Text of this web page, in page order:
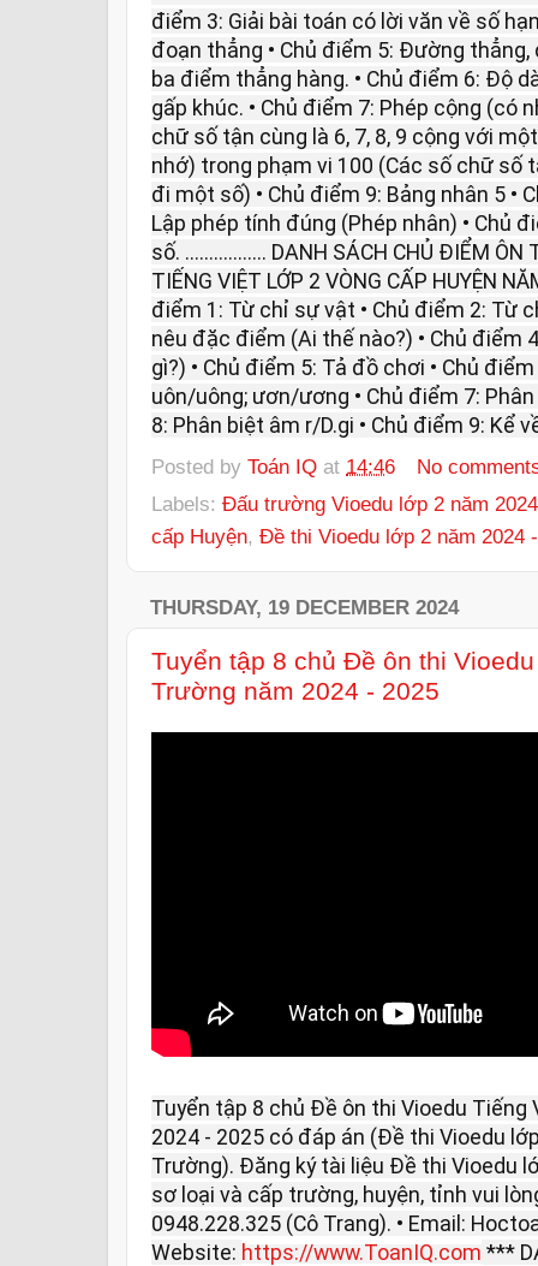
điểm 3: Giải bài toán có lời văn về số
đoạn thẳng • Chủ điểm 5: Đường
ba điểm thẳng hàng. • Chủ điểm 6: Độ
gấp khúc. • Chủ điểm 7: Phép cộng (có
chữ số tận cùng là 6, 7, 8, 9 cộng với
nhớ) trong phạm vi 100 (Các số chữ số
đi một số) • Chủ điểm 9: Bảng nhân 5 •
Lập phép tính đúng (Phép nhân) • Chủ
số. ................. DANH SÁCH CHỦ ĐIỂM
TIẾNG VIỆT LỚP 2 VÒNG CẤP HUYỆN
điểm 1: Từ chỉ sự vật • Chủ điểm 2: Từ
nêu đặc điểm (Ai thế nào?) • Chủ điểm
gì?) • Chủ điểm 5: Tả đồ chơi • Chủ
uôn/uông; ươn/ương • Chủ điểm 7:
8: Phân biệt âm r/D.gi • Chủ điểm 9: Kể
Posted by Toán IQ at 14:46
No
Labels: Đấu trường Vioedu lớp 2 năm
cấp Huyện, Đề thi Vioedu lớp 2 năm 2024
THURSDAY, 19 DECEMBER 2024
Tuyển tập 8 chủ Đề ôn thi
Trường năm 2024 - 2025
Tuyển tập 8 chủ Đề ôn thi Vioedu
2024 - 2025 có đáp án (Đề thi Vioedu
Trường). Đăng ký tài liệu Đề thi Vioedu
sơ loại và cấp trường, huyện, tỉnh vui
0948.228.325 (Cô Trang). • Email:
Website: https://www.ToanIQ.com ***